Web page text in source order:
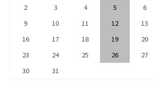
2
3 4 5 6
9
10 11 12 13
16
17 18 19 20
23
24 25 26 27
30
31